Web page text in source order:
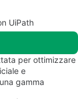
UiPath
per ottimizzare
e
gamma